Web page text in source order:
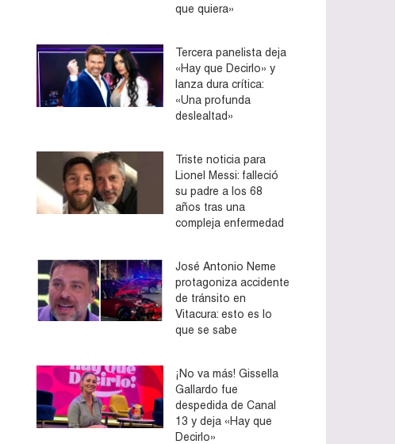
que quiera»
Tercera panelista deja
«Hay que Decirlo» y
lanza dura crítica:
«Una profunda
deslealtad»
Triste noticia para
Lionel Messi: falleció
su padre a los 68
años tras una
compleja enfermedad
José Antonio Neme
protagoniza accidente
de tránsito en
Vitacura: esto es lo
que se sabe
¡No va más! Gissella
Gallardo fue
despedida de Canal
13 y deja «Hay que
Decirlo»